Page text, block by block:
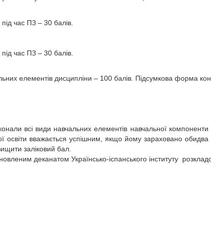
час ПЗ – 30 балів.
час ПЗ – 30 балів.
елементів дисципліни – 100 балів. Підсумкова форма
всі види навчальних елементів навчальної
вважається успішним, якщо йому зараховано обидва
заліковий бал.
деканатом Українсько-іспанського інституту